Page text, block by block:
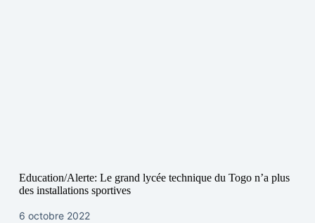
Education/Alerte: Le grand lycée technique du Togo n’a plus
des installations sportives
6 octobre 2022